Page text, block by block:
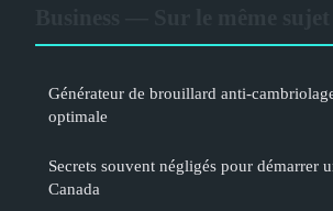
Générateur de brouillard anti-
optimale
Secrets souvent négligés pour démarrer
Canada